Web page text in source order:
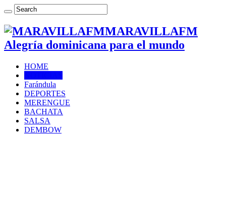
MARAVILLAFM
Alegría dominicana para el mundo
HOME
Farándula
DEPORTES
MERENGUE
BACHATA
SALSA
DEMBOW